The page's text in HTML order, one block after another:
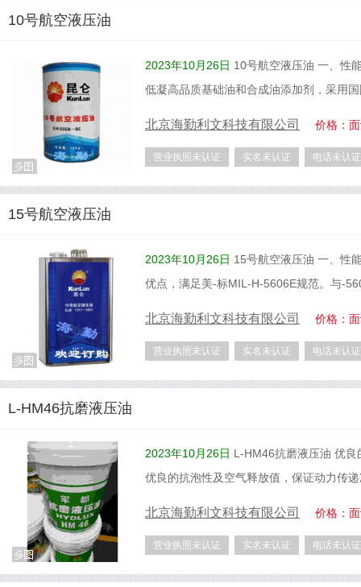
10号航空液压油
2023年10月26日 10号航空液压油 一、性
低凝高品质基础油和合成油添加剂，采用
北京海勤利文科技有限公司 价格：
营业执照未认证 实名未认证 电话未认证
15号航空液压油
2023年10月26日 15号航空液压油 一、性
优点，满足美-标MIL-H-5606E规范。与-
北京海勤利文科技有限公司 价格：
营业执照未认证 实名未认证 电话未认证
L-HM46抗磨液压油
2023年10月26日 L-HM46抗磨液压油 优
优良的抗泡性及空气释放值，保证动力传
北京海勤利文科技有限公司 价格：
营业执照未认证 实名未认证 电话未认证